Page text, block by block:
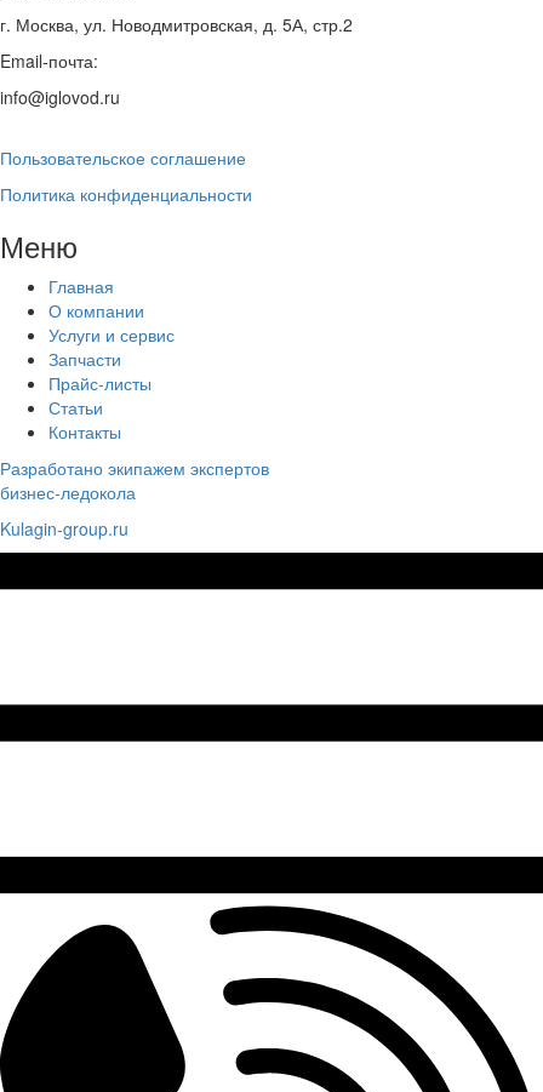
г. Москва, ул. Новодмитровская, д. 5А, стр.2
Email-почта:
info@iglovod.ru
Пользовательское соглашение
Политика конфиденциальности
Меню
Главная
О компании
Услуги и сервис
Запчасти
Прайс-листы
Статьи
Контакты
Разработано экипажем экспертов
бизнес-ледокола
Kulagin-group.ru